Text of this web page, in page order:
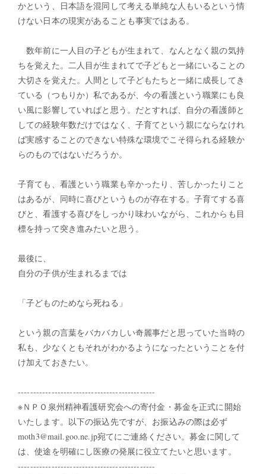
かという、日本語を混同して考える単純な人もいるという情
けない日本の現実があることも事実ではある。
数年前に一人目の子どもが生まれて、なんとなく親の気持
ちを覚えた。二人目が生まれてで子どもと一緒にいることの
大切さを覚えた。人間として子どもたちと一緒に成長してき
ている（つもりか）私であるが、今の看護という職業にも良
い風に影響していればと思う。だとすれば、自分の看護師と
しての経験年数だけではなく、子育てという親にならなけれ
ば実感することのできない特殊な環境でこそ得られる経験か
らのものではないだろうか。
子育ても、看護という職業も辛かったり、苦しかったりこと
はあるが、同時に喜びというものが存在する。子育てする喜
びと、看護する喜びをしっかり味わいながら、これからも目
標を持って突き進みたいと思う。
最後に、
自分の子供が生まれるまでは
「子どものためなら死ねる」
という親の言葉をバカバカしい奇麗事だと思っていた当時の
私も、少なくともそれがわかるようになったということを付
け加えておきたい。
---------------------------------------------
※ＮＰＯ泉州精神看護研究会への寄付金・募金を正式に開始
いたします。以下の振込先ですが、お振込みの際は必ず
moth3@mail.goo.ne.jp宛てにご連絡ください。募金に関して
は、使途を明確にし医療の発展に役立てたいと思います。
---------------------------------------------